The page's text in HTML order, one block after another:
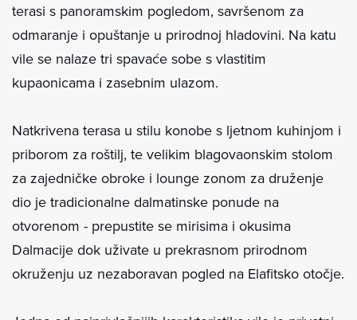
terasi s panoramskim pogledom, savršenom za
odmaranje i opuštanje u prirodnoj hladovini. Na katu
vile se nalaze tri spavaće sobe s vlastitim
kupaonicama i zasebnim ulazom.
Natkrivena terasa u stilu konobe s ljetnom kuhinjom i
priborom za roštilj, te velikim blagovaonskim stolom
za zajedničke obroke i lounge zonom za druženje
dio je tradicionalne dalmatinske ponude na
otvorenom - prepustite se mirisima i okusima
Dalmacije dok uživate u prekrasnom prirodnom
okruženju uz nezaboravan pogled na Elafitsko otočje.